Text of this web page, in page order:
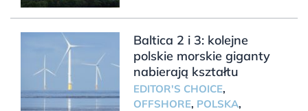
Baltica 2 i 3: kolejne
polskie morskie giganty
nabierają kształtu
EDITOR'S CHOICE,
OFFSHORE, POLSKA,